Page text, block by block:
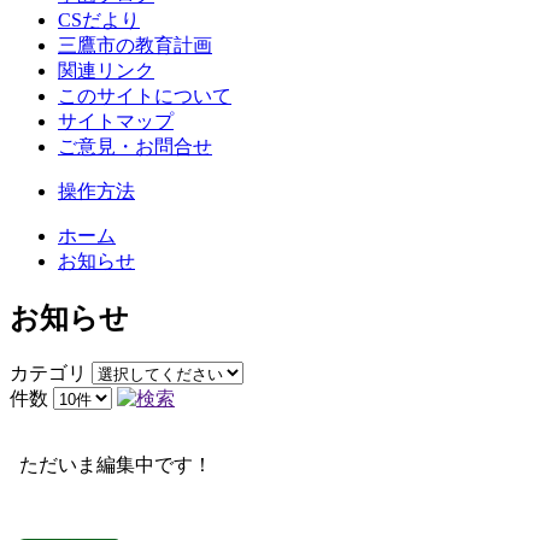
CSだより
三鷹市の教育計画
関連リンク
このサイトについて
サイトマップ
ご意見・お問合せ
操作方法
ホーム
お知らせ
お知らせ
カテゴリ
件数
ただいま編集中です！